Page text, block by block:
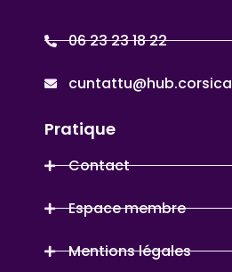
06 23 23 18 22
cuntattu@hub.corsica
Pratique
Contact
Espace membre
Mentions légales